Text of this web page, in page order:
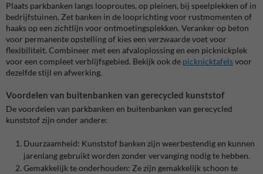
Plaats parkbanken langs looproutes, op pleinen, bij speelplekken of in
bedrijfstuinen. Zet banken in de looprichting voor rustmomenten of
haaks op een zichtlijn voor ontmoetingsplekken. Veranker op beton
voor permanente opstelling of kies een verzwaarde voet voor
flexibiliteit. Combineer met een afvaloplossing en een picknickplek
voor een compleet verblijfsgebied. Bekijk ook de picknicktafelsvoor
dezelfde stijl en afwerking.
Voordelen van buitenbanken van gerecycled kunststof
De voordelen van parkbanken en buitenbanken van gerecycled
kunststof zijn onder andere:
Duurzaamheid: Kunststof banken zijn weerbestendig en kunnen
jarenlang gebruikt worden zonder vervanging nodig te hebben.
Gemakkelijk te onderhouden: Ze zijn gemakkelijk schoon te